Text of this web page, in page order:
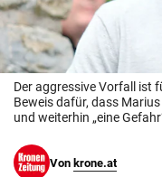
© Krone Multimedia
Muthgasse 2, 1190 Wien
Der aggressive Vorfall ist
Beweis dafür, dass
und weiterhin „eine
Von krone.at